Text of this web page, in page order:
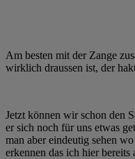
Am besten mit der Zange
wirklich draussen ist, der
Jetzt können wir schon den
er sich noch für uns etwas
man aber eindeutig sehen
erkennen das ich hier